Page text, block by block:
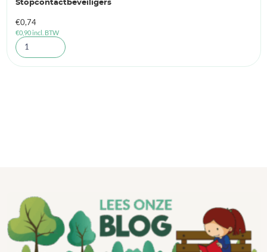
Stopcontactbeveiligers
€0,74
€0,90incl. BTW